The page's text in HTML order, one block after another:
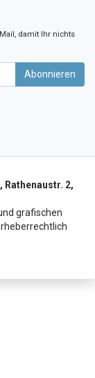
damit Ihr nichts
Abonnieren
Rathenaustr. 2,
grafischen